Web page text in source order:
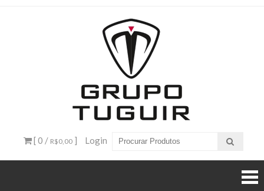
– Grupo
Tuguir
[ 0 / R$0,00 ] Login